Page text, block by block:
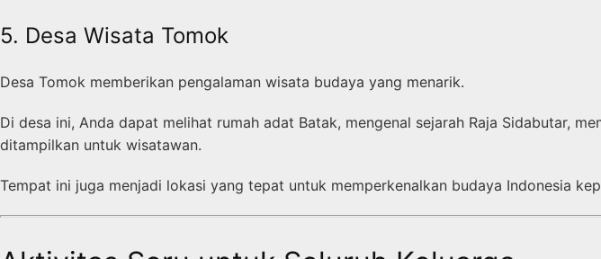
5. Desa Wisata Tomok
Desa Tomok memberikan pengalaman wisata budaya yang menarik.
Di desa ini, Anda dapat melihat rumah adat Batak, mengenal sejarah Raja Sidabutar,
ditampilkan untuk wisatawan.
Tempat ini juga menjadi lokasi yang tepat untuk memperkenalkan budaya Indonesia